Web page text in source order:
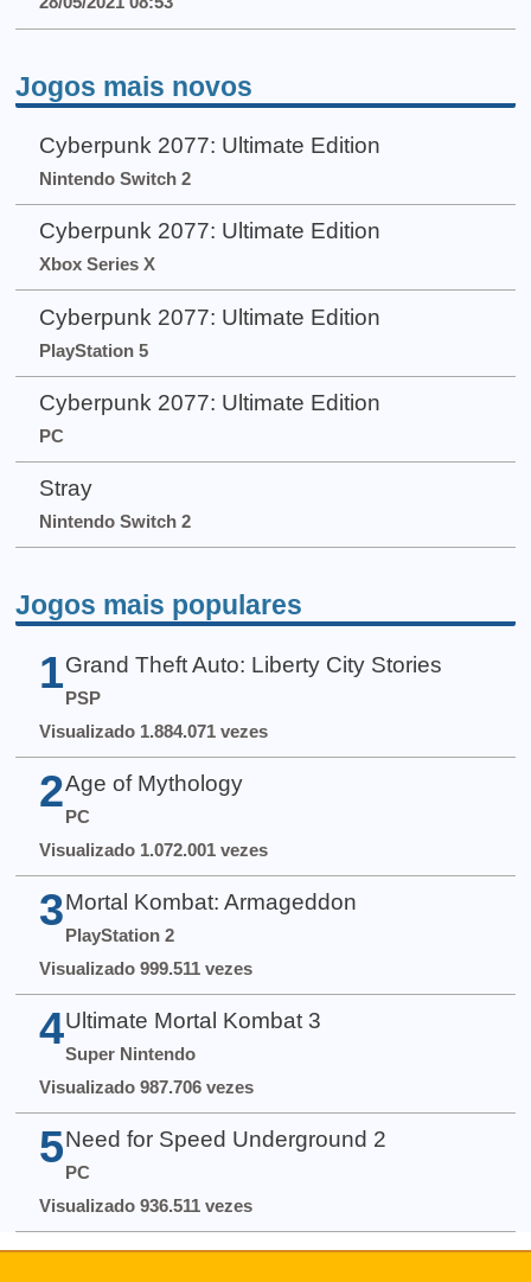
Jogos mais novos
Cyberpunk 2077: Ultimate Edition
Nintendo Switch 2
Cyberpunk 2077: Ultimate Edition
Xbox Series X
Cyberpunk 2077: Ultimate Edition
PlayStation 5
Cyberpunk 2077: Ultimate Edition
PC
Stray
Nintendo Switch 2
Jogos mais populares
1 Grand Theft Auto: Liberty City Stories
PSP
Visualizado 1.884.071 vezes
2 Age of Mythology
PC
Visualizado 1.072.001 vezes
3 Mortal Kombat: Armageddon
PlayStation 2
Visualizado 999.511 vezes
4 Ultimate Mortal Kombat 3
Super Nintendo
Visualizado 987.706 vezes
5 Need for Speed Underground 2
PC
Visualizado 936.511 vezes